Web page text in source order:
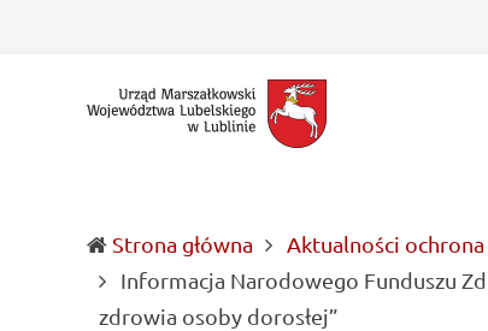
Województwa
Lubelskiego
wojewódzkich
LubelszczyźnieStrona główna
Aktualności
Informacja Narodowego Funduszu
zdrowia osoby dorosłej”